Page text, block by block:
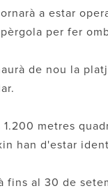
a estar
per fer
de nou la
1.200 metres
han d'estar
fins al 30 de